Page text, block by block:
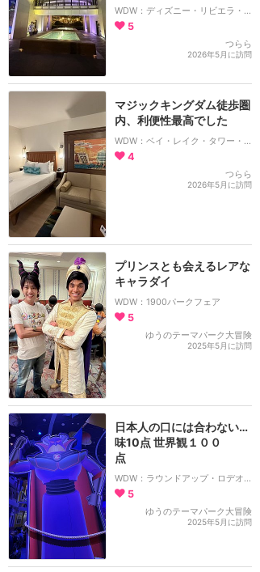
WDW：ディズニー・リビエラ・リゾート
5
つらら
2026年5月に訪問
マジックキングダム徒歩圏
内、利便性最高でした
WDW：ベイ・レイク・タワー・ディズニー・コンテンポラリー・リゾート
4
つらら
2026年5月に訪問
プリンスとも会えるレアな
キャラダイ
WDW：1900パークフェア
5
ゆうのテーマパーク大冒険
2025年5月に訪問
日本人の口には合わない…
味10点 世界観１００
点
WDW：ラウンドアップ・ロデオ・BBQ
5
ゆうのテーマパーク大冒険
2025年5月に訪問